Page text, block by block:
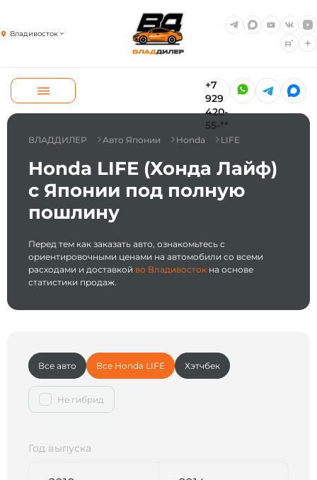
Владивосток
+7
929
420-
55-**
ВЛАДДИЛЕР Авто Японии Honda LIFE
Honda LIFE (Хонда Лайф)
с Японии под полную
пошлину
Перед тем как заказать авто, ознакомьтесь с
ориентировочными ценами на автомобили со всеми
расходами и доставкой во Владивосток на основе
статистики продаж.
Все авто Все Honda LIFE Хэтчбек
Не гибрид
Год выпуска